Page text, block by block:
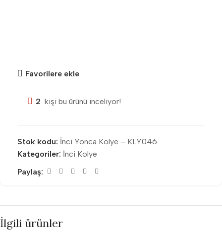
Favorilere ekle
2 kişi bu ürünü inceliyor!
Stok kodu: İnci Yonca Kolye – KLY046
Kategoriler: İnci Kolye
Paylaş:
İlgili ürünler